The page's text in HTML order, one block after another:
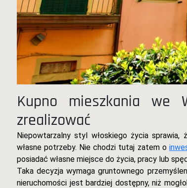
Kupno mieszkania we
zrealizować
Niepowtarzalny styl włoskiego życia sprawia,
własne potrzeby. Nie chodzi tutaj zatem o
posiadać własne miejsce do życia, pracy lub
Taka decyzja wymaga gruntownego
nieruchomości jest bardziej dostępny, niż